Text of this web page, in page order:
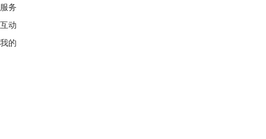
服务
互动
我的